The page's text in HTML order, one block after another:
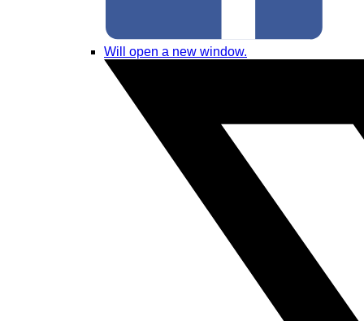
Will open a new window.